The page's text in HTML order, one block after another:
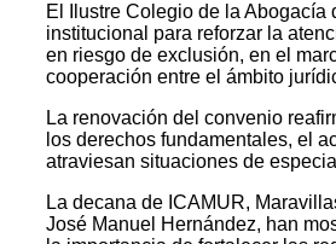
El Ilustre Colegio de la
institucional para reforzar la
en riesgo de exclusión, en el
cooperación entre el ámbito
La renovación del convenio
los derechos fundamentales, el
atraviesan situaciones de
La decana de ICAMUR,
José Manuel Hernández, han